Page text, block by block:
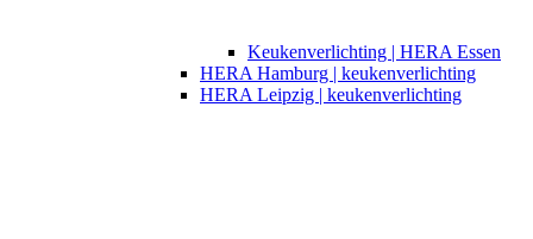
Keukenverlichting | HERA Essen
HERA Hamburg | keukenverlichting
HERA Leipzig | keukenverlichting